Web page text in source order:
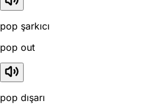
pop şarkıcı
pop out
pop dışarı